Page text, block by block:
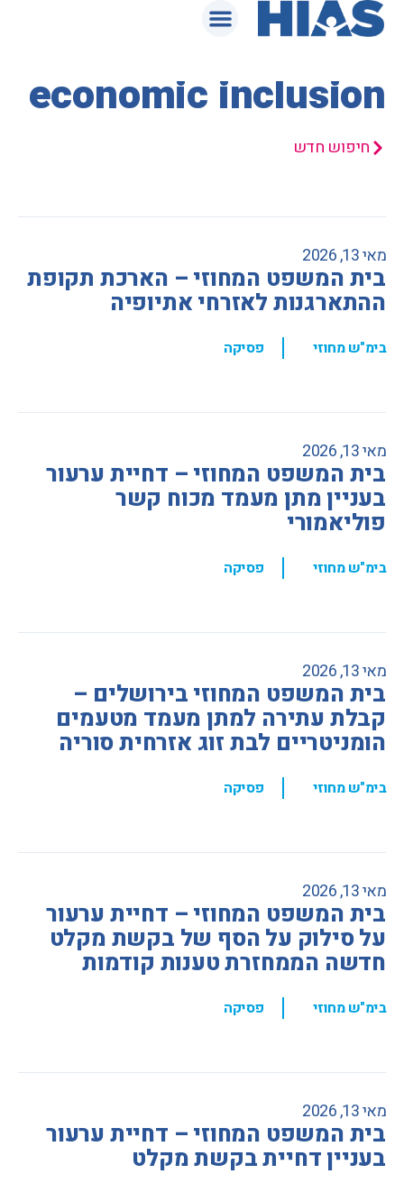
economic inclusion
חיפוש חדש
מאי 13, 2026
בית המשפט המחוזי – הארכת תקופת
ההתארגנות לאזרחי אתיופיה
בימ"ש מחוזי , פסיקה
מאי 13, 2026
בית המשפט המחוזי – דחיית ערעור
בעניין מתן מעמד מכוח קשר
פוליאמורי
בימ"ש מחוזי , פסיקה
מאי 13, 2026
בית המשפט המחוזי בירושלים –
קבלת עתירה למתן מעמד מטעמים
הומניטריים לבת זוג אזרחית סוריה
בימ"ש מחוזי , פסיקה
מאי 13, 2026
בית המשפט המחוזי – דחיית ערעור
על סילוק על הסף של בקשת מקלט
חדשה הממחזרת טענות קודמות
בימ"ש מחוזי , פסיקה
מאי 13, 2026
בית המשפט המחוזי – דחיית ערעור
בעניין דחיית בקשת מקלט